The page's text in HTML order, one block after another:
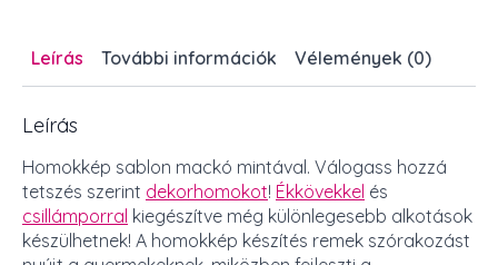
Leírás További információk Vélemények (0)
Leírás
Homokkép sablon mackó mintával. Válogass hozzá
tetszés szerint dekorhomokot! Ékkövekkel és
csillámporral kiegészítve még különlegesebb alkotások
készülhetnek! A homokkép készítés remek szórakozást